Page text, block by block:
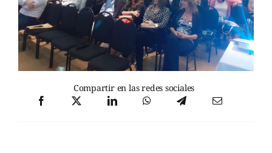
Compartir en las redes sociales